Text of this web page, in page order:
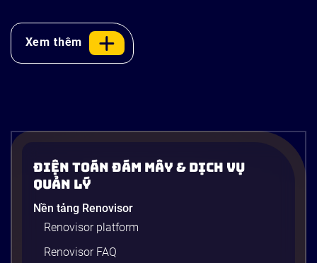
technologies to drive innovation, efficiency, and
resilience across the value chain.
1 phút
Xem thêm
Điện Toán Đám Mây & Dịch Vụ
Quản Lý
Nền tảng Renovisor
Renovisor platform
Renovisor FAQ